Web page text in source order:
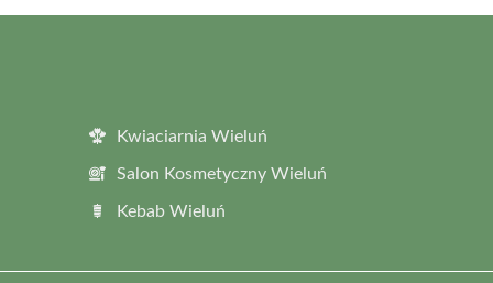
Kwiaciarnia Wieluń
Salon Kosmetyczny Wieluń
Kebab Wieluń